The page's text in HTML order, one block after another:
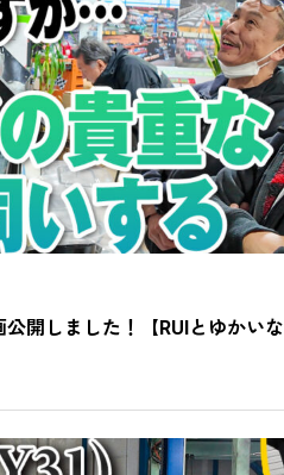
開しました！【RUIとゆかいな